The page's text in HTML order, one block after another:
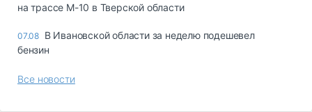
на трассе М-10 в Тверской области
07.08 В Ивановской области за неделю подешевел
бензин
Все новости